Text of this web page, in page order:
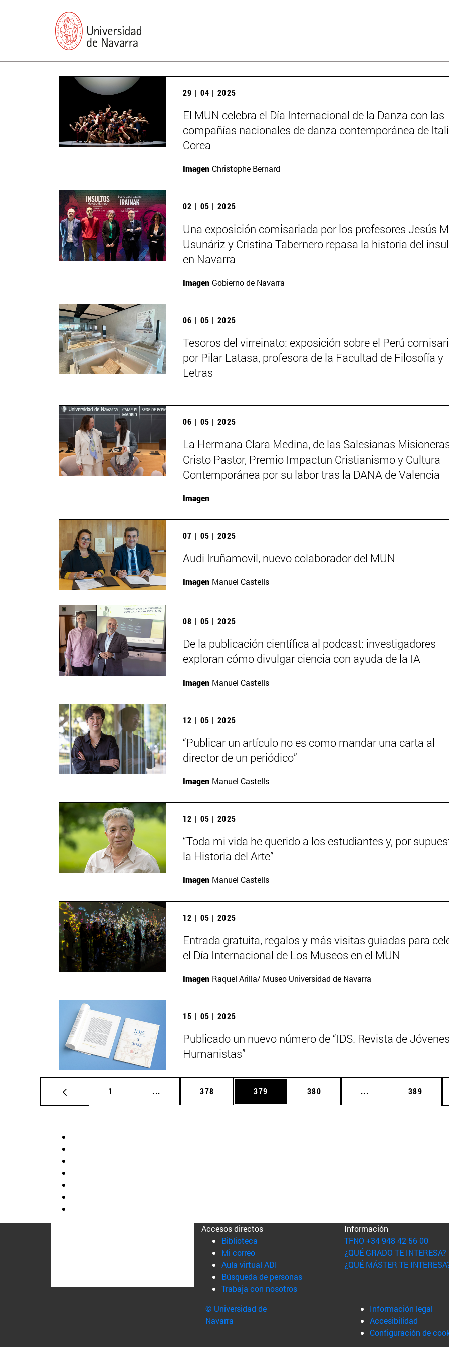
29 | 04 | 2025
El MUN celebra el Día Internacional de la Danza con las
compañías nacionales de danza contemporánea de
Corea
Imagen Christophe Bernard
02 | 05 | 2025
Una exposición comisariada por los profesores Jesús
Usunáriz y Cristina Tabernero repasa la historia del
en Navarra
Imagen Gobierno de Navarra
06 | 05 | 2025
Tesoros del virreinato: exposición sobre el Perú
por Pilar Latasa, profesora de la Facultad de Filosofía y
Letras
06 | 05 | 2025
La Hermana Clara Medina, de las Salesianas
Cristo Pastor, Premio Impactun Cristianismo y Cultura
Contemporánea por su labor tras la DANA de Valencia
Imagen
07 | 05 | 2025
Audi Iruñamovil, nuevo colaborador del MUN
Imagen Manuel Castells
08 | 05 | 2025
De la publicación científica al podcast: investigadores
exploran cómo divulgar ciencia con ayuda de la IA
Imagen Manuel Castells
12 | 05 | 2025
“Publicar un artículo no es como mandar una carta al
director de un periódico”
Imagen Manuel Castells
12 | 05 | 2025
“Toda mi vida he querido a los estudiantes y, por
la Historia del Arte”
Imagen Manuel Castells
12 | 05 | 2025
Entrada gratuita, regalos y más visitas guiadas para
el Día Internacional de Los Museos en el MUN
Imagen Raquel Arilla/ Museo Universidad de Navarra
15 | 05 | 2025
Publicado un nuevo número de “IDS. Revista de Jóvenes
Humanistas”
Página
1 ... Páginas intermedias Use TAB para desplazarse.
Página
378 Página
379 Página
380 ... Páginas intermedias
Página
389
Accesos directos
Biblioteca (abre en nueva ventana)
Mi correo(abre en nueva ventana)
Aula virtual ADI (abre en nueva ventana)
Búsqueda de personas(abre en nueva ventana)
Trabaja con nosotros(abre en nueva ventana)
Información
TFNO +34 948 42 56 00
¿QUÉ GRADO TE INTERESA?
¿QUÉ MÁSTER TE
© Universidad de
Navarra
Información legal
Accesibilidad
Configuración de